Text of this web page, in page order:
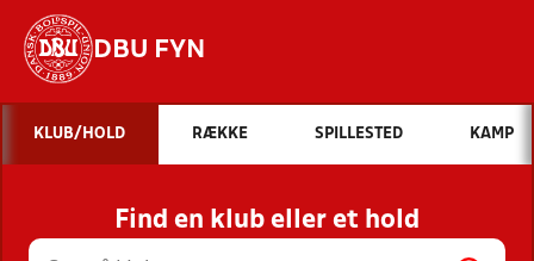
DBU FYN
Hvad vil du søge efter?
INDHOLD OG NYHEDER
STILLINGER, RESULTATER, KLUBBER OG
HOLD
KLUB/HOLD RÆKKE SPILLESTED KAMP
Find en klub eller et hold